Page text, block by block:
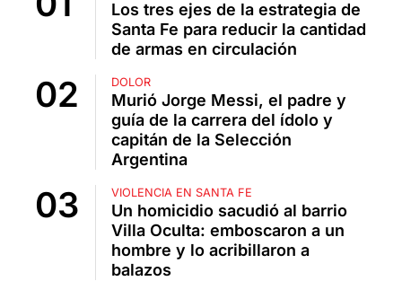
Los tres ejes de la estrategia de
Santa Fe para reducir la cantidad
de armas en circulación
DOLOR
Murió Jorge Messi, el padre y
guía de la carrera del ídolo y
capitán de la Selección
Argentina
VIOLENCIA EN SANTA FE
Un homicidio sacudió al barrio
Villa Oculta: emboscaron a un
hombre y lo acribillaron a
balazos